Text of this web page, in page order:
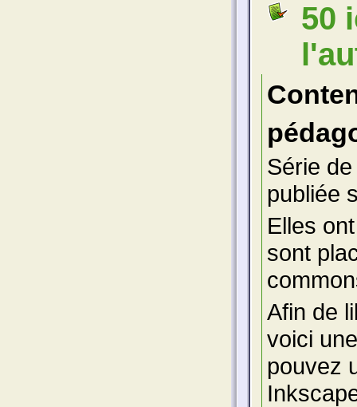
50
Série
publiée
Elles
sont
Afin de
voici
pouvez